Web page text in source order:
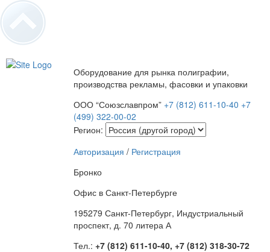
Оборудование для рынка полиграфии,
производства рекламы, фасовки и упаковки
ООО “Союзславпром” +7 (812) 611-10-40 +7
(499) 322-00-02
Регион:
Авторизация / Регистрация
Бронко
Офис в Санкт-Петербурге
195279 Санкт-Петербург, Индустриальный
проспект, д. 70 литера А
Тел.: +7 (812) 611-10-40, +7 (812) 318-30-72